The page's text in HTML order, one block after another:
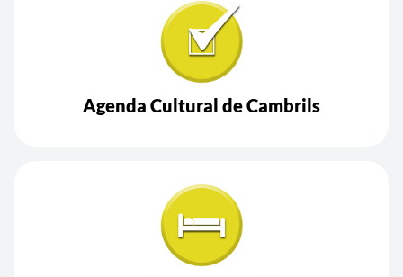
Agenda Cultural de Cambrils